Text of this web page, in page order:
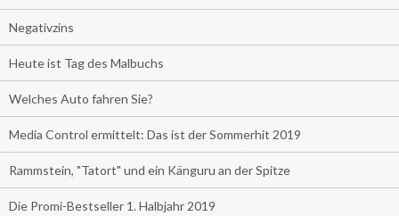
Negativzins
Heute ist Tag des Malbuchs
Welches Auto fahren Sie?
Media Control ermittelt: Das ist der Sommerhit 2019
Rammstein, "Tatort" und ein Känguru an der Spitze
Die Promi-Bestseller 1. Halbjahr 2019